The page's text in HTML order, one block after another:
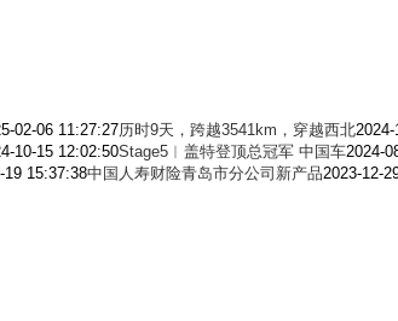
02-06 11:27:27历时9天，跨越3541km，穿越西北
10-15 12:02:50Stage5︱盖特登顶总冠军 中国车2024-
19 15:37:38中国人寿财险青岛市分公司新产品2023-12-